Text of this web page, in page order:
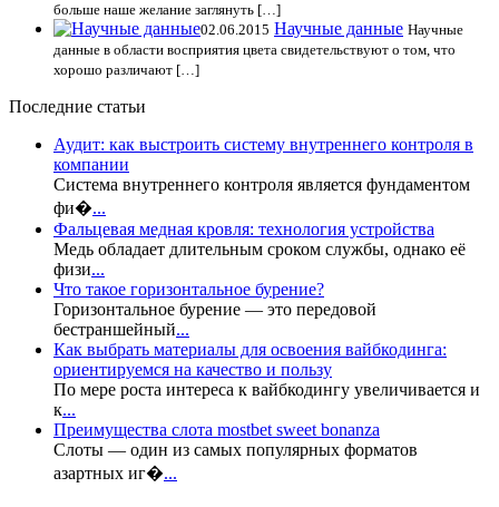
больше наше желание заглянуть […]
02.06.2015 Научные данные Научные
данные в области восприятия цвета свидетельствуют о том, что
хорошо различают […]
Последние статьи
Аудит: как выстроить систему внутреннего контроля в
компании
Система внутреннего контроля является фундаментом
фи�...
Фальцевая медная кровля: технология устройства
Медь обладает длительным сроком службы, однако её
физи...
Что такое горизонтальное бурение?
Горизонтальное бурение — это передовой
бестраншейный...
Как выбрать материалы для освоения вайбкодинга:
ориентируемся на качество и пользу
По мере роста интереса к вайбкодингу увеличивается и
к...
Преимущества слота mostbet sweet bonanza
Слоты — один из самых популярных форматов
азартных иг�...